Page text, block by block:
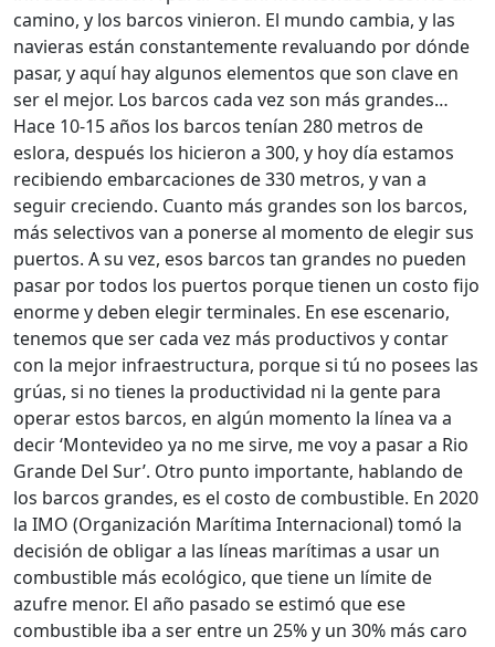
camino, y los barcos vinieron. El mundo cambia, y las
navieras están constantemente revaluando por dónde
pasar, y aquí hay algunos elementos que son clave en
ser el mejor. Los barcos cada vez son más grandes…
Hace 10-15 años los barcos tenían 280 metros de
eslora, después los hicieron a 300, y hoy día estamos
recibiendo embarcaciones de 330 metros, y van a
seguir creciendo. Cuanto más grandes son los barcos,
más selectivos van a ponerse al momento de elegir sus
puertos. A su vez, esos barcos tan grandes no pueden
pasar por todos los puertos porque tienen un costo fijo
enorme y deben elegir terminales. En ese escenario,
tenemos que ser cada vez más productivos y contar
con la mejor infraestructura, porque si tú no posees las
grúas, si no tienes la productividad ni la gente para
operar estos barcos, en algún momento la línea va a
decir ‘Montevideo ya no me sirve, me voy a pasar a Rio
Grande Del Sur’. Otro punto importante, hablando de
los barcos grandes, es el costo de combustible. En 2020
la IMO (Organización Marítima Internacional) tomó la
decisión de obligar a las líneas marítimas a usar un
combustible más ecológico, que tiene un límite de
azufre menor. El año pasado se estimó que ese
combustible iba a ser entre un 25% y un 30% más caro